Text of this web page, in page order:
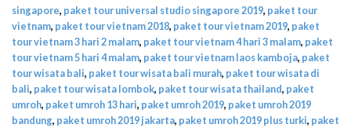
singapore, paket tour universal studio singapore 2019, paket tour
vietnam, paket tour vietnam 2018, paket tour vietnam 2019, paket
tour vietnam 3 hari 2 malam, paket tour vietnam 4 hari 3 malam, paket
tour vietnam 5 hari 4 malam, paket tour vietnam laos kamboja, paket
tour wisata bali, paket tour wisata bali murah, paket tour wisata di
bali, paket tour wisata lombok, paket tour wisata thailand, paket
umroh, paket umroh 13 hari, paket umroh 2019, paket umroh 2019
bandung, paket umroh 2019 jakarta, paket umroh 2019 plus turki, paket